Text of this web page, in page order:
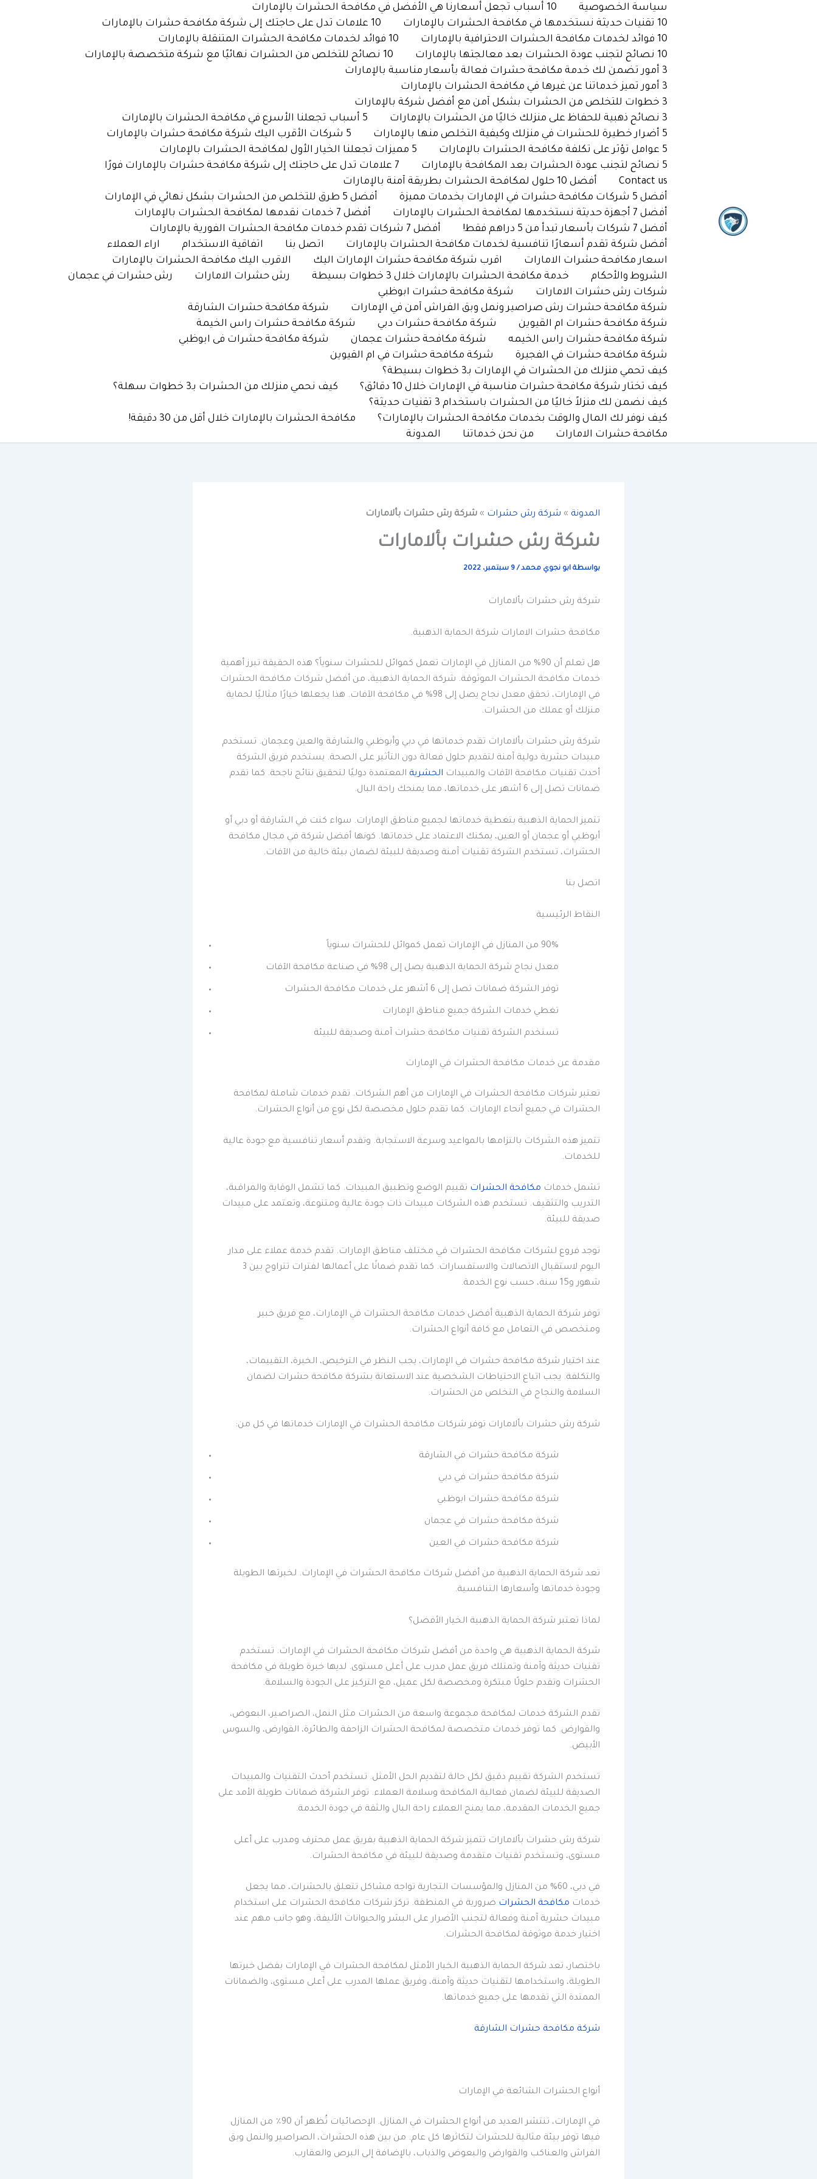
سياسة الخصوصية
10 أسباب تجعل أسعارنا هي الأفضل في مكافحة الحشرات بالإمارات
10 تقنيات حديثة نستخدمها في مكافحة الحشرات بالإمارات
10 علامات تدل على حاجتك إلى شركة مكافحة حشرات بالإمارات
10 فوائد لخدمات مكافحة الحشرات الاحترافية بالإمارات
10 فوائد لخدمات مكافحة الحشرات المتنقلة بالإمارات
10 نصائح لتجنب عودة الحشرات بعد معالجتها بالإمارات
10 نصائح للتخلص من الحشرات نهائيًا مع شركة متخصصة بالإمارات
3 أمور تضمن لك خدمة مكافحة حشرات فعالة بأسعار مناسبة بالإمارات
3 أمور تميز خدماتنا عن غيرها في مكافحة الحشرات بالإمارات
3 خطوات للتخلص من الحشرات بشكل آمن مع أفضل شركة بالإمارات
3 نصائح ذهبية للحفاظ على منزلك خاليًا من الحشرات بالإمارات
5 أسباب تجعلنا الأسرع في مكافحة الحشرات بالإمارات
5 أضرار خطيرة للحشرات في منزلك وكيفية التخلص منها بالإمارات
5 شركات الأقرب اليك شركة مكافحة حشرات بالإمارات
5 عوامل تؤثر على تكلفة مكافحة الحشرات بالإمارات
5 مميزات تجعلنا الخيار الأول لمكافحة الحشرات بالإمارات
5 نصائح لتجنب عودة الحشرات بعد المكافحة بالإمارات
7 علامات تدل على حاجتك إلى شركة مكافحة حشرات بالإمارات فورًا
Contact us
أفضل 10 حلول لمكافحة الحشرات بطريقة آمنة بالإمارات
أفضل 5 شركات مكافحة حشرات في الإمارات بخدمات مميزة
أفضل 5 طرق للتخلص من الحشرات بشكل نهائي في الإمارات
أفضل 7 أجهزة حديثة نستخدمها لمكافحة الحشرات بالإمارات
أفضل 7 خدمات نقدمها لمكافحة الحشرات بالإمارات
أفضل 7 شركات بأسعار تبدأ من 5 دراهم فقط!
أفضل 7 شركات تقدم خدمات مكافحة الحشرات الفورية بالإمارات
أفضل شركة تقدم أسعارًا تنافسية لخدمات مكافحة الحشرات بالإمارات
اتصل بنا اتفاقية الاستخدام
اراء العملاء
اسعار مكافحة حشرات الامارات
اقرب شركة مكافحة حشرات الإمارات اليك
الاقرب اليك مكافحة الحشرات بالإمارات
الشروط والأحكام
خدمة مكافحة الحشرات بالإمارات خلال 3 خطوات بسيطة رش حشرات الامارات
رش حشرات في عجمان
شركات رش حشرات الامارات
شركة مكافحة حشرات ابوظبي
شركة مكافحة حشرات رش صراصير ونمل وبق الفراش آمن في الإمارات
شركة مكافحة حشرات الشارقة
شركة مكافحة حشرات ام القيوين
شركة مكافحة حشرات دبي
شركة مكافحة حشرات راس الخيمة
شركة مكافحة حشرات راس الخيمه
شركة مكافحة حشرات عجمان
شركة مكافحة حشرات فى ابوظبي
شركة مكافحة حشرات في الفجيرة
شركة مكافحة حشرات في ام القيوين
كيف تحمي منزلك من الحشرات في الإمارات بـ3 خطوات بسيطة؟
كيف تختار شركة مكافحة حشرات مناسبة في الإمارات خلال 10 دقائق؟
كيف نحمي منزلك من الحشرات بـ3 خطوات سهلة؟
كيف نضمن لك منزلاً خاليًا من الحشرات باستخدام 3 تقنيات حديثة؟
كيف نوفر لك المال والوقت بخدمات مكافحة الحشرات بالإمارات؟
مكافحة الحشرات بالإمارات خلال أقل من 30 دقيقة!
مكافحة حشرات الامارات
من نحن خدماتنا المدونة
المدونة » شركة رش حشرات » شركة رش حشرات بألامارات
شركة رش حشرات بألامارات
بواسطة ابو نجوي محمد/9 سبتمبر، 2022
شركة رش حشرات بألامارات
مكافحة حشرات الامارات شركة الحماية الذهبية.
هل تعلم أن 90% من المنازل في الإمارات تعمل كموائل للحشرات سنوياً؟ هذه الحقيقة تبرز أهمية
خدمات مكافحة الحشرات الموثوقة. شركة الحماية الذهبية، من أفضل شركات مكافحة الحشرات
في الإمارات، تحقق معدل نجاح يصل إلى 98% في مكافحة الآفات. هذا يجعلها خيارًا مثاليًا لحماية
منزلك أو عملك من الحشرات.
شركة رش حشرات بألامارات تقدم خدماتها في دبي وأبوظبي والشارقة والعين وعجمان. تستخدم
مبيدات حشرية دولية آمنة لتقديم حلول فعالة دون التأثير على الصحة. يستخدم فريق الشركة
أحدث تقنيات مكافحة الآفات والمبيدات الحشرية المعتمدة دوليًا لتحقيق نتائج ناجحة. كما تقدم
ضمانات تصل إلى 6 أشهر على خدماتها، مما يمنحك راحة البال.
تتميز الحماية الذهبية بتغطية خدماتها لجميع مناطق الإمارات. سواء كنت في الشارقة أو دبي أو
أبوظبي أو عجمان أو العين، يمكنك الاعتماد على خدماتها. كونها أفضل شركة في مجال مكافحة
الحشرات، تستخدم الشركة تقنيات آمنة وصديقة للبيئة لضمان بيئة خالية من الآفات.
اتصل بنا
النقاط الرئيسية
90% من المنازل في الإمارات تعمل كموائل للحشرات سنوياً
معدل نجاح شركة الحماية الذهبية يصل إلى 98% في صناعة مكافحة الآفات
توفر الشركة ضمانات تصل إلى 6 أشهر على خدمات مكافحة الحشرات
تغطي خدمات الشركة جميع مناطق الإمارات
تستخدم الشركة تقنيات مكافحة حشرات آمنة وصديقة للبيئة
مقدمة عن خدمات مكافحة الحشرات في الإمارات
تعتبر شركات مكافحة الحشرات في الإمارات من أهم الشركات. تقدم خدمات شاملة لمكافحة
الحشرات في جميع أنحاء الإمارات. كما تقدم حلول مخصصة لكل نوع من أنواع الحشرات.
تتميز هذه الشركات بالتزامها بالمواعيد وسرعة الاستجابة. وتقدم أسعار تنافسية مع جودة عالية
للخدمات.
تشمل خدمات مكافحة الحشرات تقييم الوضع وتطبيق المبيدات. كما تشمل الوقاية والمراقبة،
التدريب والتثقيف. تستخدم هذه الشركات مبيدات ذات جودة عالية ومتنوعة، وتعتمد على مبيدات
صديقة للبيئة.
توجد فروع لشركات مكافحة الحشرات في مختلف مناطق الإمارات. تقدم خدمة عملاء على مدار
اليوم لاستقبال الاتصالات والاستفسارات. كما تقدم ضمانًا على أعمالها لفترات تتراوح بين 3
شهور و15 سنة، حسب نوع الخدمة.
توفر شركة الحماية الذهبية أفضل خدمات مكافحة الحشرات في الإمارات، مع فريق خبير
ومتخصص في التعامل مع كافة أنواع الحشرات.
عند اختيار شركة مكافحة حشرات في الإمارات، يجب النظر في الترخيص، الخبرة، التقييمات،
والتكلفة. يجب اتباع الاحتياطات الشخصية عند الاستعانة بشركة مكافحة حشرات لضمان
السلامة والنجاح في التخلص من الحشرات.
شركة رش حشرات بألامارات توفر شركات مكافحة الحشرات في الإمارات خدماتها في كل من:
شركة مكافحة حشرات في الشارقة
شركة مكافحة حشرات في دبي
شركة مكافحة حشرات ابوظبي
شركة مكافحة حشرات في عجمان
شركة مكافحة حشرات في العين
تعد شركة الحماية الذهبية من أفضل شركات مكافحة الحشرات في الإمارات. لخبرتها الطويلة
وجودة خدماتها وأسعارها التنافسية.
لماذا تعتبر شركة الحماية الذهبية الخيار الأفضل؟
شركة الحماية الذهبية هي واحدة من أفضل شركات مكافحة الحشرات في الإمارات. تستخدم
تقنيات حديثة وآمنة وتمتلك فريق عمل مدرب على أعلى مستوى. لديها خبرة طويلة في مكافحة
الحشرات وتقدم حلولًا مبتكرة ومخصصة لكل عميل، مع التركيز على الجودة والسلامة.
تقدم الشركة خدمات لمكافحة مجموعة واسعة من الحشرات مثل النمل، الصراصير، البعوض،
والقوارض. كما توفر خدمات متخصصة لمكافحة الحشرات الزاحفة والطائرة، القوارض، والسوس
الأبيض.
تستخدم الشركة تقييم دقيق لكل حالة لتقديم الحل الأمثل. تستخدم أحدث التقنيات والمبيدات
الصديقة للبيئة لضمان فعالية المكافحة وسلامة العملاء. توفر الشركة ضمانات طويلة الأمد على
جميع الخدمات المقدمة، مما يمنح العملاء راحة البال والثقة في جودة الخدمة.
شركة رش حشرات بألامارات تتميز شركة الحماية الذهبية بفريق عمل محترف ومدرب على أعلى
مستوى، وتستخدم تقنيات متقدمة وصديقة للبيئة في مكافحة الحشرات.
في دبي، 60% من المنازل والمؤسسات التجارية تواجه مشاكل تتعلق بالحشرات، مما يجعل
خدمات مكافحة الحشرات ضرورية في المنطقة. تركز شركات مكافحة الحشرات على استخدام
مبيدات حشرية آمنة وفعالة لتجنب الأضرار على البشر والحيوانات الأليفة، وهو جانب مهم عند
اختيار خدمة موثوقة لمكافحة الحشرات.
باختصار، تعد شركة الحماية الذهبية الخيار الأمثل لمكافحة الحشرات في الإمارات بفضل خبرتها
الطويلة، واستخدامها لتقنيات حديثة وآمنة، وفريق عملها المدرب على أعلى مستوى، والضمانات
الممتدة التي تقدمها على جميع خدماتها.
شركة مكافحة حشرات الشارقة
أنواع الحشرات الشائعة في الإمارات
في الإمارات، تنتشر العديد من أنواع الحشرات في المنازل. الإحصائيات تُظهر أن 90٪ من المنازل
فيها توفر بيئة مثالية للحشرات لتكاثرها كل عام. من بين هذه الحشرات، الصراصير والنمل وبق
الفراش والعناكب والقوارض والبعوض والذباب، بالإضافة إلى البرص والعقارب.